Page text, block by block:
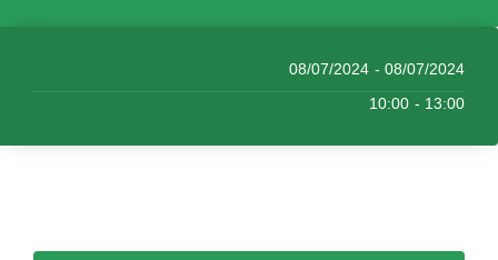
08/07/2024 - 08/07/2024
10:00 - 13:00